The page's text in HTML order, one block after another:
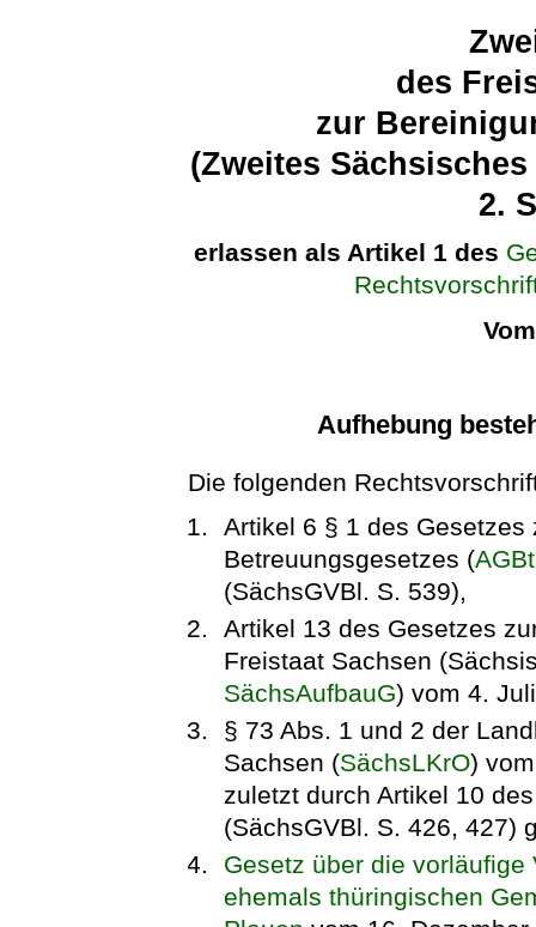
des
zur
(Zweites
2.
erlassen als Artikel 1 des
Aufhebung
Die folgenden
Artikel 6 § 1 des Gesetzes
Betreuungsgesetzes (
(SächsGVBl. S. 539),
Artikel 13 des Gesetzes
Freistaat Sachsen
SächsAufbauG) vom 4.
§ 73 Abs. 1 und 2 der
Sachsen (SächsLKrO)
zuletzt durch Artikel 10
(SächsGVBl. S. 426, 427)
Gesetz über die
ehemals thüringischen